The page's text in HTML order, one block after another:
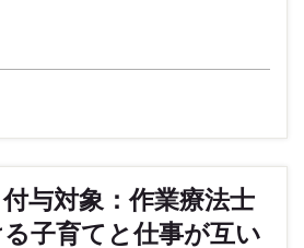
与対象：作業療法士
子育てと仕事が互い